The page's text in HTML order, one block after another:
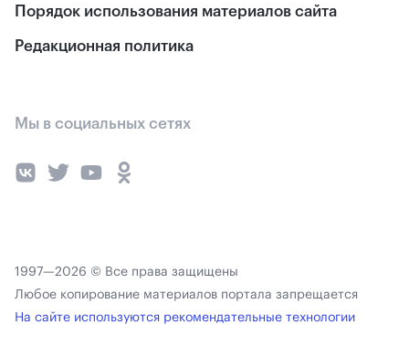
Порядок использования материалов сайта
Редакционная политика
Мы в социальных сетях
1997—2026 © Все права защищены
Любое копирование материалов портала запрещается
На сайте используются рекомендательные технологии